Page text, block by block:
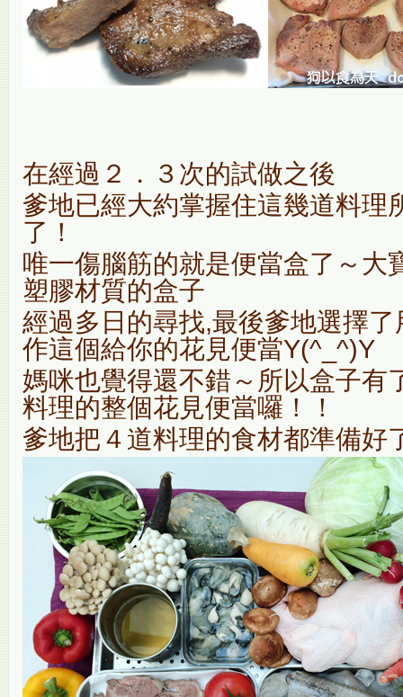
在經過２．３次的試做之後
爹地已經大約掌握住這幾道料理
了！
唯一傷腦筋的就是便當盒了～大
塑膠材質的盒子
經過多日的尋找,最後爹地選擇
作這個給你的花見便當Y(^_^)Y
媽咪也覺得還不錯～所以盒子有
料理的整個花見便當囉！！
爹地把４道料理的食材都準備好